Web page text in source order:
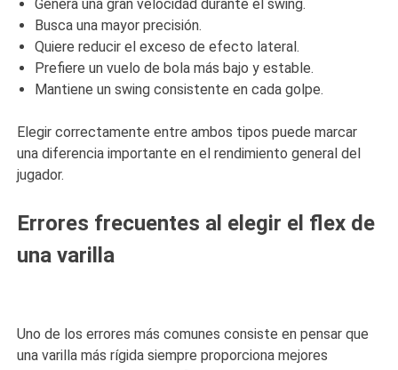
Genera una gran velocidad durante el swing.
Busca una mayor precisión.
Quiere reducir el exceso de efecto lateral.
Prefiere un vuelo de bola más bajo y estable.
Mantiene un swing consistente en cada golpe.
Elegir correctamente entre ambos tipos puede marcar
una diferencia importante en el rendimiento general del
jugador.
Errores frecuentes al elegir el flex de
una varilla
Uno de los errores más comunes consiste en pensar que
una varilla más rígida siempre proporciona mejores